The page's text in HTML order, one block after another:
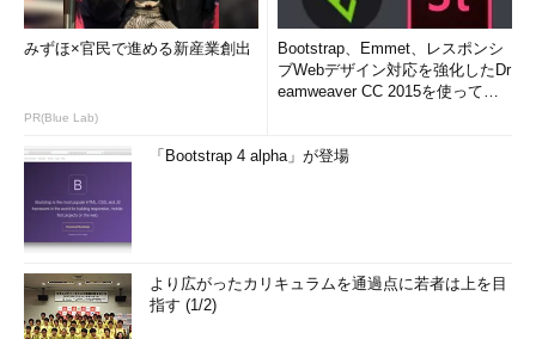
みずほ×官民で進める新産業創出
PR(Blue Lab)
Bootstrap、Emmet、レスポンシ
ブWebデザイン対応を強化したDr
eamweaver CC 2015を使って
「Bootstrap 4 alpha」が登場
より広がったカリキュラムを通過点に若者は上を目
指す (1/2)